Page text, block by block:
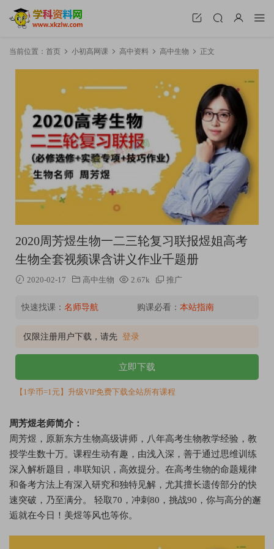
当前位置： 首页 小初高网课 高中资料 高中生物 正文
2020周芳煜生物一二三轮复习联报煜姐高考
生物全套视频课含讲义作业千题册
2020-02-17 高中生物 2.67k 推广
快速找课： 名师导航 购课必看： 本站指南
仅限注册用户下载，请先 登录
立即下载
【1学币=1元】升级VIP免费下载全站所有课程
周芳煜老师简介：
周芳煜，原新东方生物高级讲师，八年高考生物教学经验，教
授学生数十万。课程生动有趣，由浅入深，善于通过思维训练
深入解析题目，串联知识，高效提分。在高考生物的命题规律
和备考方法上有深入研究和独特见解，尤其擅长遗传部分的快
速突破，乃至满分。 轻取70，冲刺80，挑战90，你与高分的邂
逅就在今日！美煜等风也等你。